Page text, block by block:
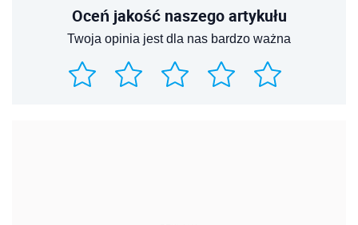
Oceń jakość naszego artykułu
Twoja opinia jest dla nas bardzo ważna